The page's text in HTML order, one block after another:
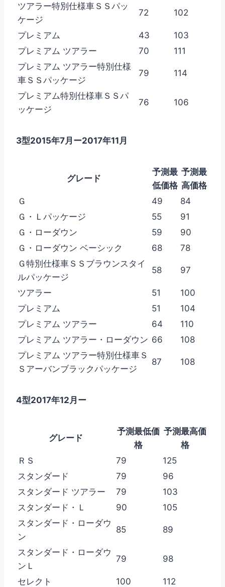
ツアラー特別仕様車ＳＳパッ
ケージ
72 102
プレミアム 43
103
プレミアム ツアラー
70
111
プレミアム ツアラー特別仕様
車ＳＳパッケージ
79 114
プレミアム特別仕様車ＳＳパ
ッケージ
76 106
3型2015年7月ー2017年11月
グレード
予測最
低価格
予測最
高価格
Ｇ
49
84
Ｇ・Ｌパッケージ
55
91
Ｇ・ローダウン
59
90
Ｇ・ローダウン ベーシック
68
78
Ｇ特別仕様車ＳＳブラウンスタイ
ルパッケージ
58 97
ツアラー 51
100
プレミアム
51
104
プレミアム ツアラー
64
110
プレミアム ツアラー・ローダウン 66
108
プレミアム ツアラー特別仕様車Ｓ
Ｓアーバンブラックパッケージ
87 108
4型2017年12月ー
グレード
予測最低価
格
予測最高価
格
ＲＳ
79
125
スタンダード
79
96
スタンダード ツアラー
79
103
スタンダード・Ｌ
90
105
スタンダード・ローダウ
ン
85 89
スタンダード・ローダウ
ンＬ
79 98
セレクト 100
112